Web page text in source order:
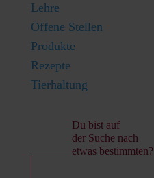
Lehre
Offene Stellen
Produkte
Rezepte
Tierhaltung
Du bist auf
der Suche nach
etwas bestimmten?